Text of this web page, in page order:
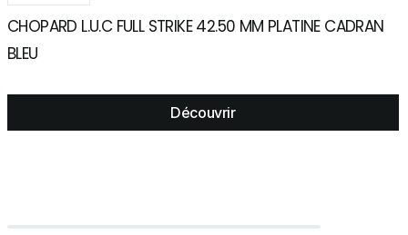
CHOPARD L.U.C FULL STRIKE 42.50 MM PLATINE CADRAN
BLEU
Découvrir